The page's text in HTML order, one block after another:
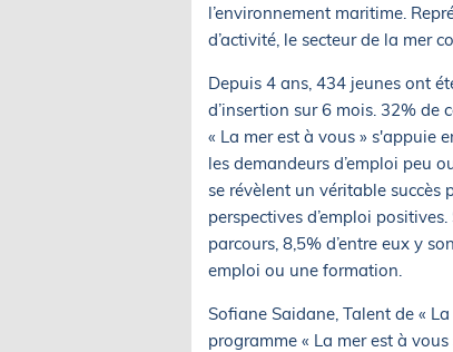
l’environnement maritime.
d’activité, le secteur de la mer
Depuis 4 ans, 434 jeunes ont
d’insertion sur 6 mois. 32% de
« La mer est à vous » s'appuie
les demandeurs d’emploi peu
se révèlent un véritable succès
perspectives d’emploi
parcours, 8,5% d’entre eux y
emploi ou une formation.
Sofiane Saidane, Talent de «
programme « La mer est à